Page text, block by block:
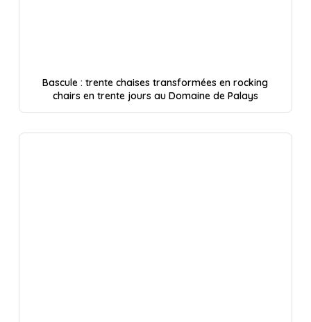
Bascule : trente chaises transformées en rocking
chairs en trente jours au Domaine de Palays